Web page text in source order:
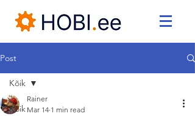
Post
Kõik
Kõik
Rainer
Mar 14 1 min read